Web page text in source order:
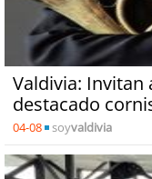
Valdivia: Invitan
destacado
04-08 soyvaldivia